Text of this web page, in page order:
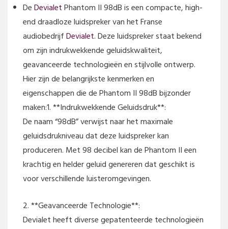
DeDevialetPhantom II 98dB is een compacte, high-
end draadloze luidspreker van het Franse
audiobedrijfDevialet.Deze luidspreker staat bekend
om zijn indrukwekkende geluidskwaliteit,
geavanceerde technologieën en stijlvolle ontwerp.
Hier zijn de belangrijkste kenmerken en
eigenschappen die de Phantom II 98dB bijzonder
maken:1. **Indrukwekkende Geluidsdruk**:
De naam “98dB” verwijst naar het maximale
geluidsdrukniveau dat deze luidspreker kan
produceren. Met 98 decibel kan de Phantom II een
krachtig en helder geluid genereren dat geschikt is
voor verschillende luisteromgevingen.
2. **Geavanceerde Technologie**:
Devialet heeft diverse gepatenteerde technologieën